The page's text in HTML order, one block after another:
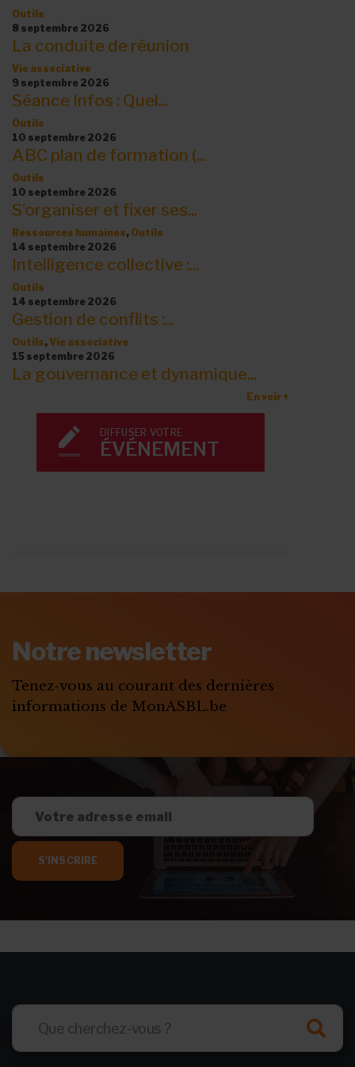
Outils
8 septembre 2026
La conduite de réunion
Vie associative
9 septembre 2026
Séance Infos : Quel...
Outils
10 septembre 2026
ABC plan de formation (...
Outils
10 septembre 2026
S’organiser et fixer ses...
Ressources humaines, Outils
14 septembre 2026
Intelligence collective :...
Outils
14 septembre 2026
Gestion de conflits :...
Outils, Vie associative
15 septembre 2026
La gouvernance et dynamique...
En voir +
DIFFUSER VOTRE
ÉVÉNEMENT
Notre newsletter
Tenez-vous au courant des dernières
informations de MonASBL.be
S'INSCRIRE